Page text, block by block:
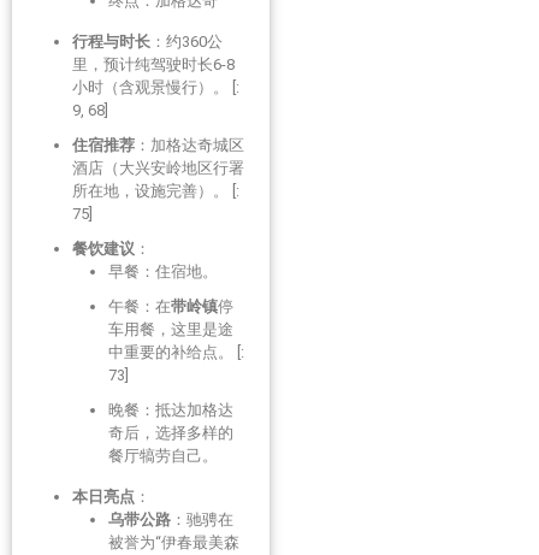
行程与时长 ：约360公
里，预计纯驾驶时长6-8
小时（含观景慢行）。 [:
9, 68]
住宿推荐 ：加格达奇城区
酒店（大兴安岭地区行署
所在地，设施完善）。 [:
75]
餐饮建议 ：
早餐：住宿地。
午餐：在带岭镇停
车用餐，这里是途
中重要的补给点。 [:
73]
晚餐：抵达加格达
奇后，选择多样的
餐厅犒劳自己。
本日亮点 ：
乌带公路 ：驰骋在
被誉为“伊春最美森